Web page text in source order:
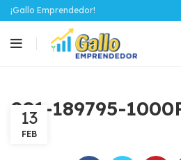
¡Gallo Emprendedor!
081-189795-
13
FEB